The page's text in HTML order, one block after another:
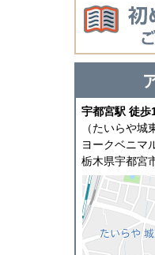
宇都宮駅 徒歩
（たいらや城
ヨークベニマ
栃木県宇都宮